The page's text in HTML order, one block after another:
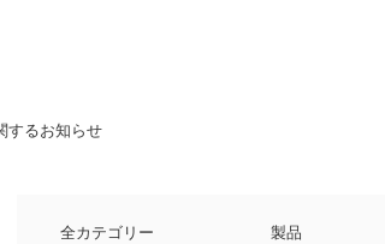
するお知らせ
全カテゴリー 製品